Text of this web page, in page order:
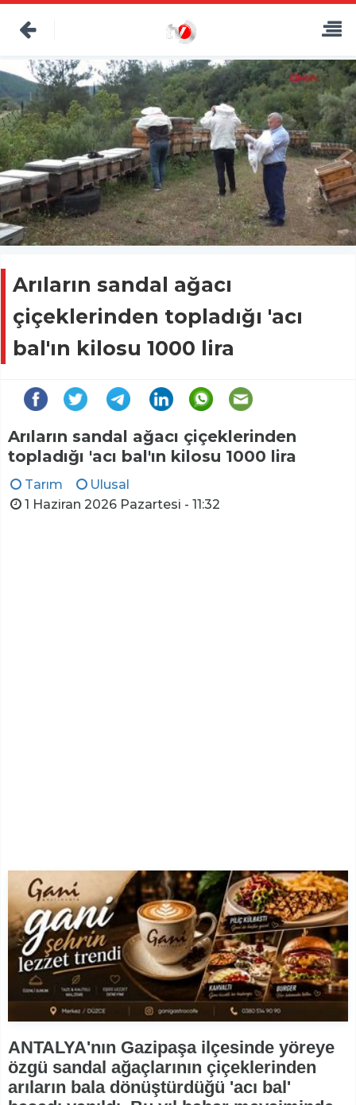
Arıların sandal ağacı
çiçeklerinden topladığı 'acı
bal'ın kilosu 1000 lira
Arıların sandal ağacı çiçeklerinden
topladığı 'acı bal'ın kilosu 1000 lira
Tarım
Ulusal
1 Haziran 2026 Pazartesi - 11:32
ANTALYA'nın Gazipaşa ilçesinde yöreye
özgü sandal ağaçlarının çiçeklerinden
arıların bala dönüştürdüğü 'acı bal'